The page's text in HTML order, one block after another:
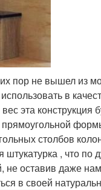
пор не вышел из
в
эта конструкция
прямоугольной
столбов
, что по
не оставив даже
в своей